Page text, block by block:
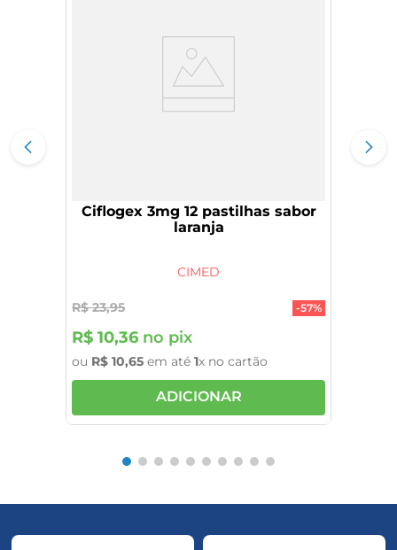
Ciflogex 3mg 12 pastilhas sabor
laranja
CIMED
R$ 23,95 -57%
R$ 10,36 no pix
ou R$ 10,65 em até 1x no cartão
ADICIONAR